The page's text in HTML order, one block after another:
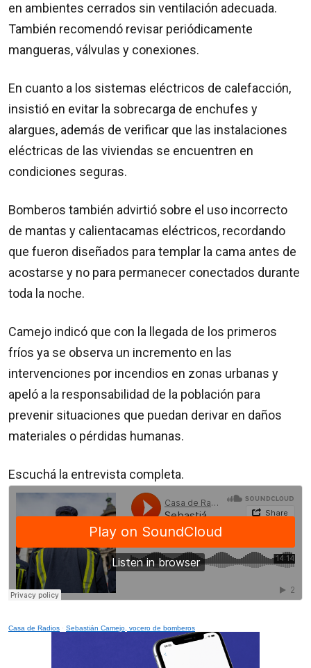
en ambientes cerrados sin ventilación adecuada.
También recomendó revisar periódicamente
mangueras, válvulas y conexiones.
En cuanto a los sistemas eléctricos de calefacción,
insistió en evitar la sobrecarga de enchufes y
alargues, además de verificar que las instalaciones
eléctricas de las viviendas se encuentren en
condiciones seguras.
Bomberos también advirtió sobre el uso incorrecto
de mantas y calientacamas eléctricos, recordando
que fueron diseñados para templar la cama antes de
acostarse y no para permanecer conectados durante
toda la noche.
Camejo indicó que con la llegada de los primeros
fríos ya se observa un incremento en las
intervenciones por incendios en zonas urbanas y
apeló a la responsabilidad de la población para
prevenir situaciones que puedan derivar en daños
materiales o pérdidas humanas.
Escuchá la entrevista completa.
Casa de Radios · Sebastián Camejo, vocero de bomberos